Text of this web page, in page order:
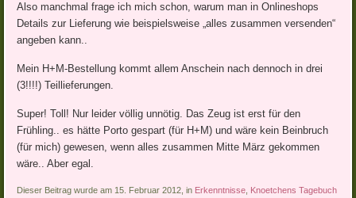
Also manchmal frage ich mich schon, warum man in Onlineshops
Details zur Lieferung wie beispielsweise „alles zusammen versenden“
angeben kann..
Mein H+M-Bestellung kommt allem Anschein nach dennoch in drei
(3!!!!) Teillieferungen.
Super! Toll! Nur leider völlig unnötig. Das Zeug ist erst für den
Frühling.. es hätte Porto gespart (für H+M) und wäre kein Beinbruch
(für mich) gewesen, wenn alles zusammen Mitte März gekommen
wäre.. Aber egal.
Dieser Beitrag wurde am 15. Februar 2012, in Erkenntnisse
Knoetchens Tagebuch